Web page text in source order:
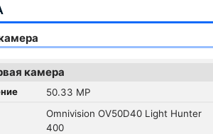
камера
50.33 MP
Omnivision OV50D40 Light Hunter
400